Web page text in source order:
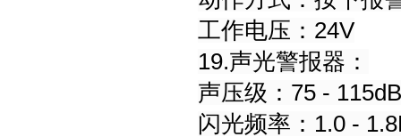
工作电压：24V
19.声光警报器：
声压级：75 - 115dB
闪光频率：1.0 -